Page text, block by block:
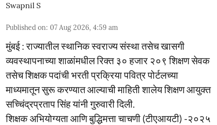
Swapnil S
Published on: 07 Aug 2026, 4:59 am
मुंबई : राज्यातील स्थानिक स्वराज्य संस्था तसेच खासगी
व्यवस्थापनाच्या शाळांमधील रिक्त ३० हजार २०९ शिक्षण सेवक
तसेच शिक्षक पदांची भरती प्रक्रिया पवित्र पोर्टलच्या
माध्यमातून सुरू करण्यात आल्याची माहिती शालेय शिक्षण आयुक्त
सच्चिंद्रप्रताप सिंह यांनी गुरुवारी दिली.
शिक्षक अभियोग्यता आणि बुद्धिमत्ता चाचणी (टीएआयटी) -२०२५